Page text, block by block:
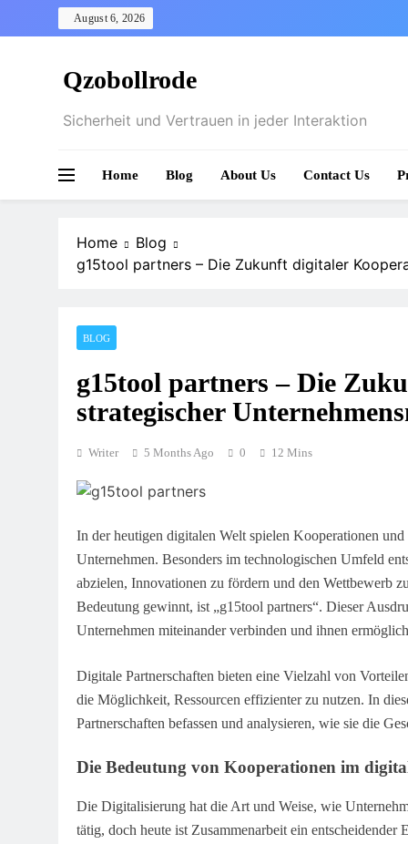
to
August 6, 2026
Qzobollrode
Sicherheit und Vertrauen in jeder Interaktion
Home Blog About Us Contact Us
Home
Blog
g15tool partners – Die Zukunft digitaler
BLOG
g15tool partners – Die
strategischer
Writer 5 Months Ago 0 12 Mins
In der heutigen digitalen Welt spielen Kooperationen
Unternehmen. Besonders im technologischen Umfeld
abzielen, Innovationen zu fördern und den Wettbewerb
Bedeutung gewinnt, ist „g15tool partners“. Dieser
Unternehmen miteinander verbinden und ihnen
Digitale Partnerschaften bieten eine Vielzahl von
die Möglichkeit, Ressourcen effizienter zu nutzen. In
Partnerschaften befassen und analysieren, wie sie die
Die Bedeutung von Kooperationen im
Die Digitalisierung hat die Art und Weise, wie
tätig, doch heute ist Zusammenarbeit ein